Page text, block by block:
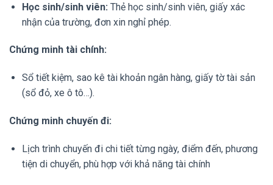
Học sinh/sinh viên: Thẻ học sinh/sinh viên, giấy xác
nhận của trường, đơn xin nghỉ phép.
Chứng minh tài chính:
Sổ tiết kiệm, sao kê tài khoản ngân hàng, giấy tờ tài sản
(sổ đỏ, xe ô tô…).
Chứng minh chuyến đi:
Lịch trình chuyến đi chi tiết từng ngày, điểm đến, phương
tiện di chuyển, phù hợp với khả năng tài chính